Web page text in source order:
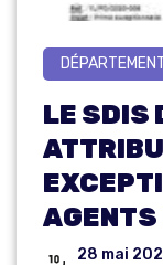
LE SDIS
28 mai